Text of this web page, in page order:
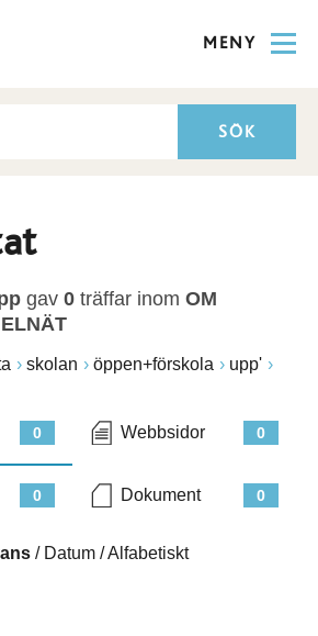
MENY
gav 0 träffar inom OM
skolan öppen+förskola upp'
0 0
Webbsidor
0 0
Dokument
/ Datum /Alfabetiskt